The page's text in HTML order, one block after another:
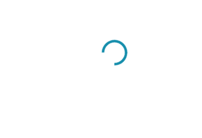
DETAILNÉ INFORMÁCIE